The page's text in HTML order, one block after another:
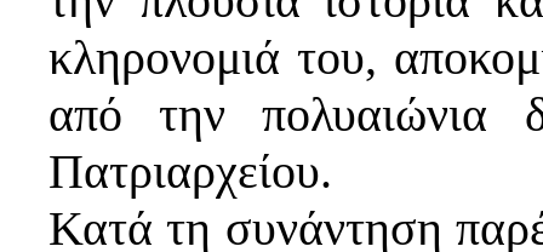
κληρονομιά του,
από την πολυαιώνια
Πατριαρχείου.
Κατά τη συνάντηση